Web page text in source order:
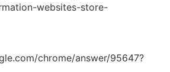
websites-store-
chrome/answer/95647?